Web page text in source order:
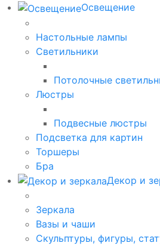
Освещение
Настольные лампы
Светильники
Потолочные
Люстры
Подвесные люстры
Подсветка для картин
Торшеры
Бра
Декор и
Зеркала
Вазы и чаши
Скульптуры, фигуры,